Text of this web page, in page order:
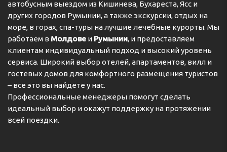
автобусным выездом из Кишинева, Бухареста, Ясс и
других городов Румынии, а также экскурсии, отдых на
море, в горах, спа-туры на лучшие лечебные курорты. Мы
работаем в Молдове и Румынии, и предоставляем
клиентам индивидуальный подход и высокий уровень
сервиса. Широкий выбор отелей, апартаментов, вилл и
гостевых домов для комфортного размещения туристов
– все это вы найдете у нас.
Профессиональные менеджеры помогут сделать
идеальный выбор и окажут поддержку на протяжении
всей поездки.